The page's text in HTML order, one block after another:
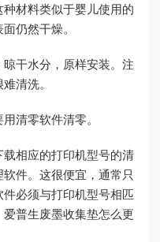
材料类似于婴儿使用的
仍然干燥。
干水分，原样安装。注
清洗。
清零软件清零。
相应的打印机型号的清
件。这很便宜，通常只
必须与打印机型号相匹
普生废墨收集垫怎么更